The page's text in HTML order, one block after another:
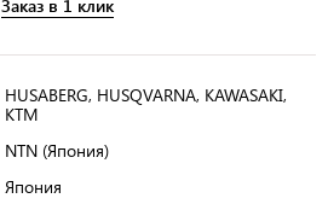
Заказ в 1 клик
HUSABERG, HUSQVARNA, KAWASAKI,
KTM
NTN (Япония)
Япония